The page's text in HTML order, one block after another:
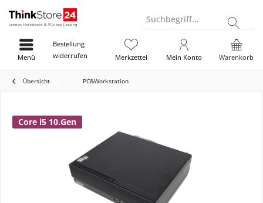
Suchbegriff...
Bestellung
widerrufen
Warenkorb
Merkzettel Mein Konto
Menü
Übersicht PC&Workstation
Core i5 10.Gen